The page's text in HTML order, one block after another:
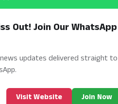
Out! Join Our WhatsApp
updates delivered straight to
Visit Website Join Now